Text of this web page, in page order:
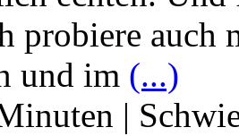
probiere auch
und im (...)
|